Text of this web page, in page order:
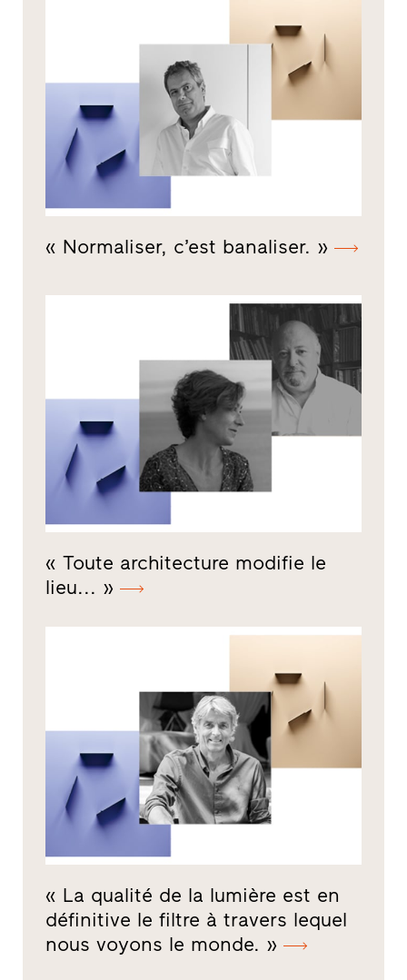
« Normaliser, c’est banaliser. »
« Toute architecture modifie le
lieu... »
« La qualité de la lumière est en
définitive le filtre à travers lequel
nous voyons le monde. »